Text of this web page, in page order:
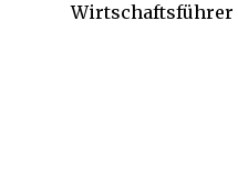
Wirtschaftsführer